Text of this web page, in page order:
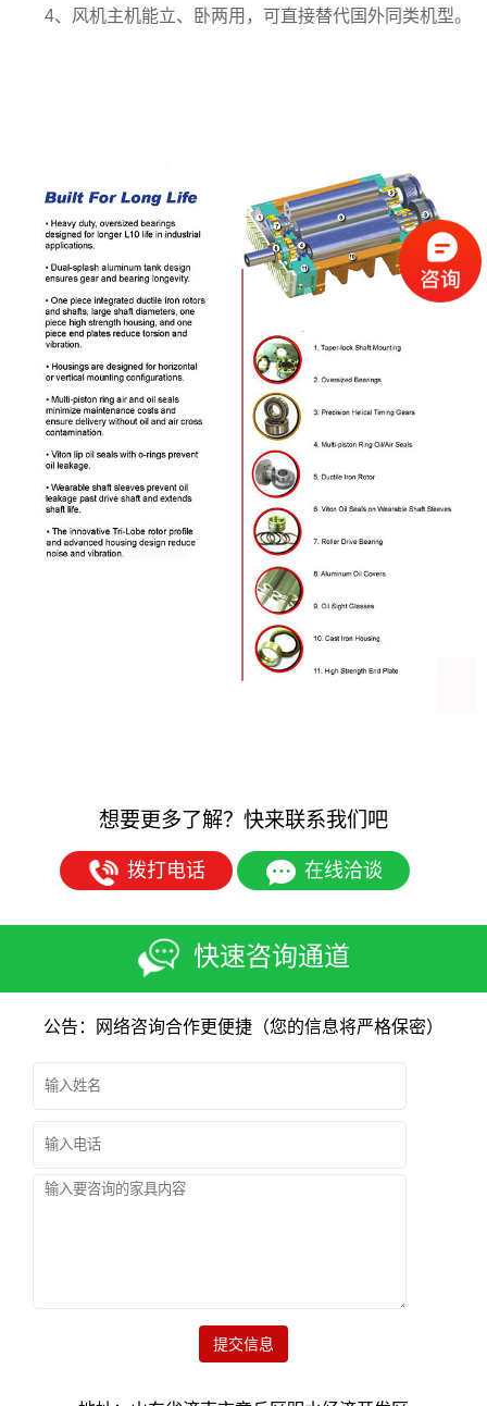
4、风机主机能立、卧两用，可直接替代国外同类机型。
想要更多了解？快来联系我们吧
拨打电话 在线洽谈
快速咨询通道
公告：网络咨询合作更便捷（您的信息将严格保密）
提交信息